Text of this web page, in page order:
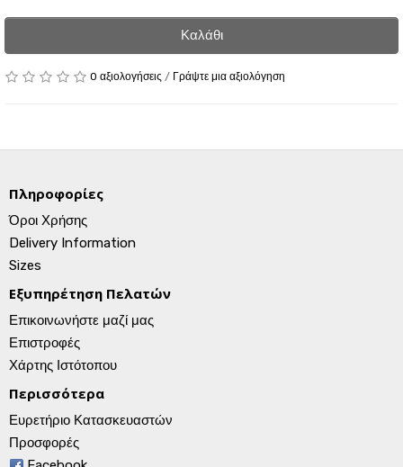
Καλάθι
0 αξιολογήσεις / Γράψτε μια αξιολόγηση
Πληροφορίες
Όροι Χρήσης
Delivery Information
Sizes
Εξυπηρέτηση Πελατών
Επικοινωνήστε μαζί μας
Επιστροφές
Χάρτης Ιστότοπου
Περισσότερα
Ευρετήριο Κατασκευαστών
Προσφορές